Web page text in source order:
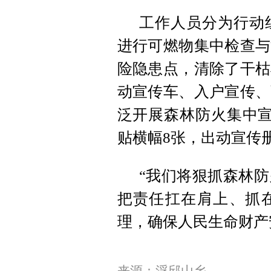
工作人员分为行动
进行可燃物集中检查
险隐患点，清除了干
动宣传车、入户宣传
泛开展森林防火集中
贴横幅8张，出动宣传
“我们将狠抓森林
把责任扛在肩上、抓
理，确保人民生命财